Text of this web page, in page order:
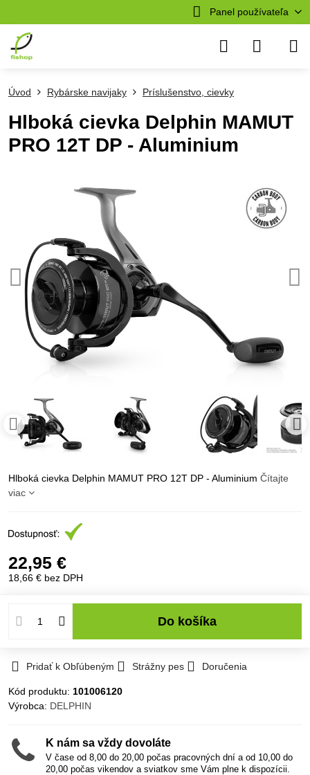
Panel používateľa
Úvod Rybárske navijaky Príslušenstvo, cievky
Hlboká cievka Delphin MAMUT
PRO 12T DP - Aluminium
Hlboká cievka Delphin MAMUT PRO 12T DP - Aluminium Čítajte
viac
22,95 €
18,66 € bez DPH
Do košíka
Pridať k Obľúbeným Strážny pes Doručenia
Kód produktu: 101006120
Výrobca: DELPHIN
K nám sa vždy dovoláte
V čase od 8,00 do 20,00 počas pracovných dní a od 10,00 do
20,00 počas vikendov a sviatkov sme Vám plne k dispozícii.